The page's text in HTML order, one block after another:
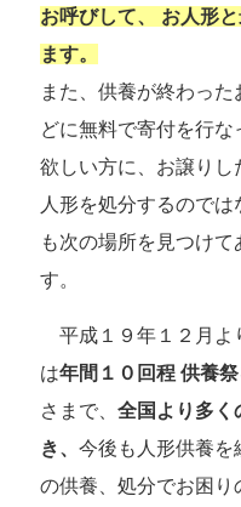
お呼びして、 お人形
ます。
また、供養が終わっ
どに無料で寄付を行
欲しい方に、お譲り
人形を処分するので
も次の場所を見つけ
す。
平成１９年１２月よ
は年間１０回程 供養祭
さまで、全国より多く
き、今後も人形供養を
の供養、処分でお困り